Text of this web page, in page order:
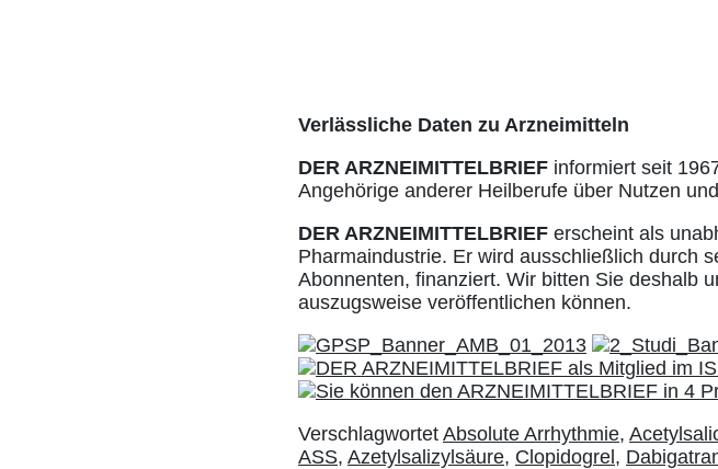
Verlässliche Daten zu Arzneimitteln
DER ARZNEIMITTELBRIEF informiert seit
Angehörige anderer Heilberufe über Nutzen
DER ARZNEIMITTELBRIEF erscheint als
Pharmaindustrie. Er wird ausschließlich durch
Abonnenten, finanziert. Wir bitten Sie deshalb
auszugsweise veröffentlichen können.
Verschlagwortet Absolute Arrhythmie,
ASS, Azetylsalizylsäure, Clopidogrel,